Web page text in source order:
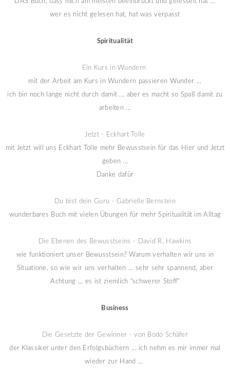
wer es nicht gelesen hat, hat was verpasst
Spiritualität
Ein Kurs in Wundern
mit der Arbeit am Kurs in Wundern passieren Wunder ...
ich bin noch lange nicht durch damit ... aber es macht so Spaß damit zu
arbeiten ...
Jetzt - Eckhart Tolle
mit Jetzt will uns Eckhart Tolle mehr Bewusstsein für das Hier und Jetzt
geben ...
Danke dafür
Du bist dein Guru - Gabrielle Bernstein
wunderbares Buch mit vielen Übungen für mehr Spiritualität im Alltag
Die Ebenen des Bewusstseins - David R. Hawkins
wie funktioniert unser Bewusstsein? Warum verhalten wir uns in
Situatione, so wie wir uns verhalten ... sehr sehr spannend, aber
Achtung ... es ist ziemlich "schwerer Stoff"
Business
Die Gesetzte der Gewinner - von Bodo Schäfer
der Klassiker unter den Erfolgsbüchern ... ich nehm es mir immer mal
wieder zur Hand ...